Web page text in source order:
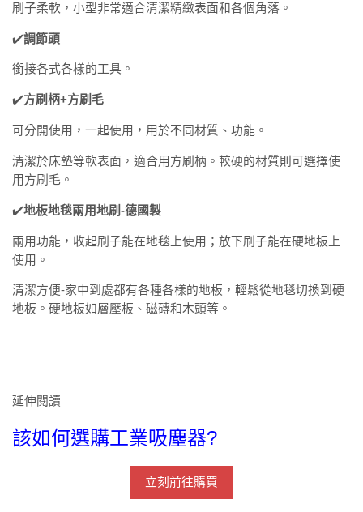
刷子柔軟，小型非常適合清潔精緻表面和各個角落。
✔️調節頭
銜接各式各樣的工具。
✔️方刷柄+方刷毛
可分開使用，一起使用，用於不同材質、功能。
清潔於床墊等軟表面，適合用方刷柄。較硬的材質則可選擇使
用方刷毛。
✔️地板地毯兩用地刷-德國製
兩用功能，收起刷子能在地毯上使用；放下刷子能在硬地板上
使用。
清潔方便-家中到處都有各種各樣的地板，輕鬆從地毯切換到硬
地板。硬地板如層壓板、磁磚和木頭等。
延伸閱讀
該如何選購工業吸塵器?
立刻前往購買